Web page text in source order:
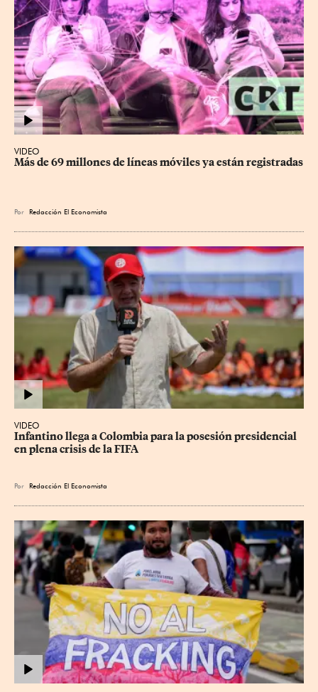
VIDEO
Más de 69 millones de líneas móviles ya están registradas
Por Redacción El Economista
VIDEO
Infantino llega a Colombia para la posesión presidencial
en plena crisis de la FIFA
Por Redacción El Economista